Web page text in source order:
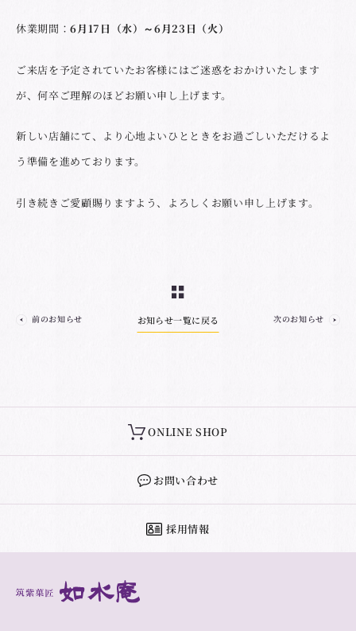
休業期間：6月17日（水）～6月23日（火）
ご来店を予定されていたお客様にはご迷惑をおかけいたします
が、何卒ご理解のほどお願い申し上げます。
新しい店舗にて、より心地よいひとときをお過ごしいただけるよ
う準備を進めております。
引き続きご愛顧賜りますよう、よろしくお願い申し上げます。
前のお知らせ お知らせ一覧に戻る 次のお知らせ
ONLINE SHOP
お問い合わせ
採用情報